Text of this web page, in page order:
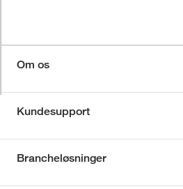
Om os
Kundesupport
Brancheløsninger